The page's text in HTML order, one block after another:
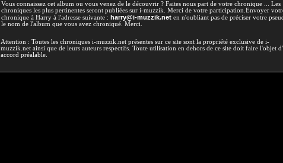
Vous connaissez cet album ou vous venez de le découvrir ? Faites nous part de votre chronique ... Les
chroniques les plus pertinentes seront publiées sur i-muzzik. Merci de votre participation.Envoyer
chronique à Harry à l'adresse suivante : harry@i-muzzik.neten n'oubliant pas de préciser votre
le nom de l'album que vous avez chroniqué. Merci.
Attention : Toutes les chroniques i-muzzik.net présentes sur ce site sont la propriété exclusive de i-
muzzik.net ainsi que de leurs auteurs respectifs. Toute utilisation en dehors de ce site doit faire l'objet
accord préalable.